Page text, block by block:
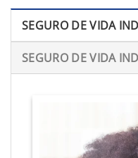
SEGURO DE VIDA
SEGURO DE VIDA